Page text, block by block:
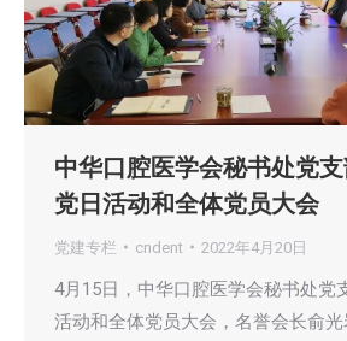
中华口腔医学会秘书处党
党日活动和全体党员大会
党建专栏 cndent 2022年4月20日
4月15日，中华口腔医学会秘书处党
活动和全体党员大会，名誉会长俞